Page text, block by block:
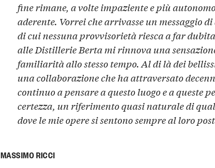
fine rimane, a volte impaziente e più
aderente. Vorrei che arrivasse un messaggio
di cui nessuna provvisorietà riesca a far
alle Distillerie Berta mi rinnova una
familiarità allo stesso tempo. Al di là dei
una collaborazione che ha attraversato
continuo a pensare a questo luogo e a queste
certezza, un riferimento quasi naturale di
dove le mie opere si sentono sempre al loro
MASSIMO RICCI